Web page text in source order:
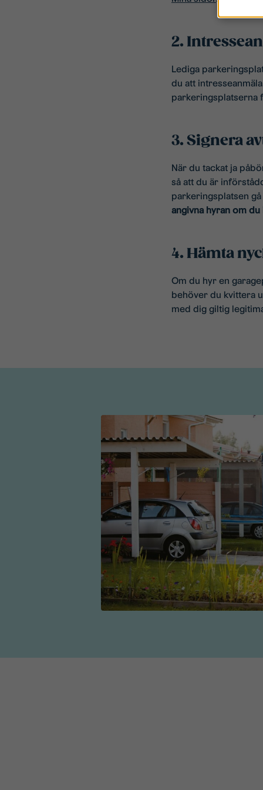
2.
Lediga
du att
parkeringsplatserna
3. Signera
När du tackat ja
så att du är
parkeringsplatsen
angivna hyran om
4. Hämta
Om du hyr en
behöver du kvittera
med dig giltig